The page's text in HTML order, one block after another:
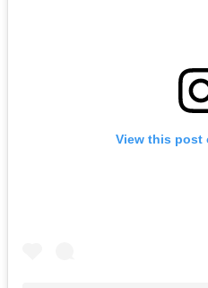
View this post